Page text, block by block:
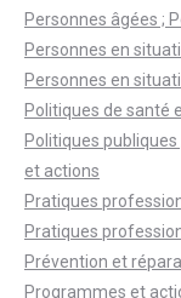
Personnes âgées ;
Personnes en
Personnes en
Politiques de santé
Politiques
et actions
Pratiques
Pratiques
Prévention et
Programmes et